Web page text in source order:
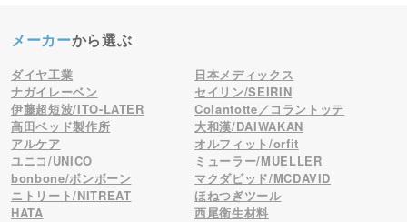
メーカーから選ぶ
ダイヤ工業
日本メディックス
ナガイレーベン
セイリン/SEIRIN
伊藤超短波/ITO-LATER
Colantotte／コラントッテ
高田ベッド製作所
大和漢/DAIWAKAN
アルケア
オルフィット/orfit
ユニコ/UNICO
ミューラー/MUELLER
bonbone/ボンボーン
マクダビッド/MCDAVID
ニトリート/NITREAT
ほねつぎツール
HATA
西尾衛生材料